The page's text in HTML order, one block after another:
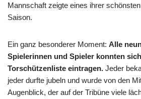
Mannschaft zeigte eines ihrer
Saison.
Ein ganz besonderer Moment: Alle
Spielerinnen und Spieler konnten
Torschützenliste eintragen. Jeder
jeder durfte jubeln und wurde von den
Augenblick, der auf der Tribüne viele